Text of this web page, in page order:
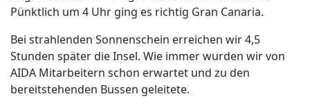
Pünktlich um 4 Uhr ging es richtig Gran Canaria.
Bei strahlenden Sonnenschein erreichen wir 4,5
Stunden später die Insel. Wie immer wurden wir von
AIDA Mitarbeitern schon erwartet und zu den
bereitstehenden Bussen geleitete.